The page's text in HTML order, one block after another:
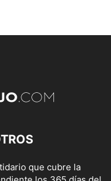
que cubre la